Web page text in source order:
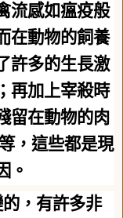
流感如瘟疫般
在動物的飼養
許多的生長激
再加上宰殺時
留在動物的肉
，這些都是現
。
，有許多非